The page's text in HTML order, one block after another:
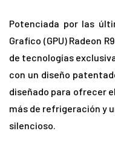
Potenciada por las
Grafico (GPU) Radeon
de tecnologías
con un diseño
diseñado para ofrecer
más de refrigeración y
silencioso.